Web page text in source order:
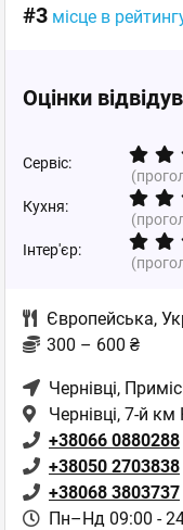
#3 місце в
Оцінки
Сервіс:
Кухня:
Інтер'єр:
Європейська,
300 – 600 ₴
Чернівці,
Чернівці, 7-й км
+38066 0880288
+38050 2703838
+38068 3803737
Пн–Нд 09:00 -